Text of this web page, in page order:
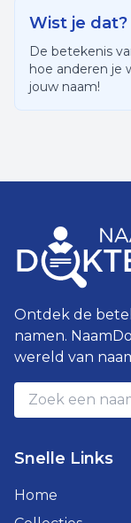
Wist je dat?
De betekenis
hoe anderen je
jouw naam!
Ontdek de
namen.
wereld van
Snelle Links
Home